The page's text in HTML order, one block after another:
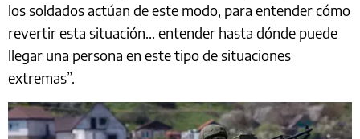
los soldados actúan de este modo, para entender cómo
revertir esta situación... entender hasta dónde puede
llegar una persona en este tipo de situaciones
extremas”.